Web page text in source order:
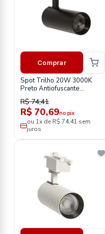
Comprar
Spot Trilho 20W 3000K
Preto Antiofuscante
Stp203532
R$ 74,41
R$ 70,69no pix
ou 1x de R$ 74,41 sem
juros